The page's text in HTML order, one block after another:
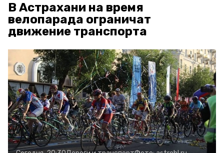
В Астрахани на время
велопарада ограничат
движение транспорта